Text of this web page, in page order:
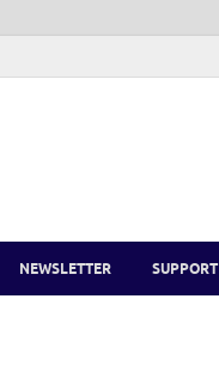
NEWSLETTER SUPPORT